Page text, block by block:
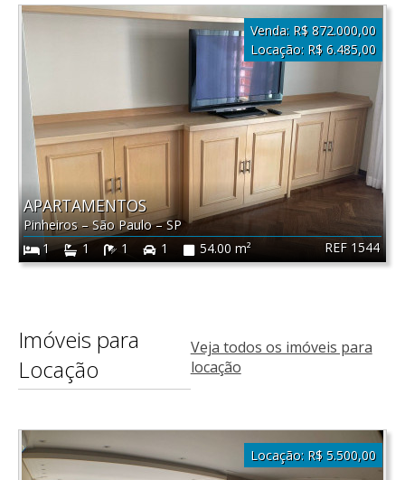
REF 1544
APARTAMENTOS
Pinheiros–São Paulo–SP
1
1 1 1 54.00 m²
Venda: R$ 872.000,00
Locação: R$ 6.485,00
Imóveis para
Locação
Veja todos os imóveis para
locação
Locação: R$ 5.500,00